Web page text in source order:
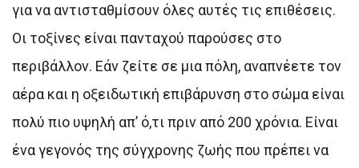
για να αντισταθμίσουν όλες αυτές τις επιθέσεις.
Οι τοξίνες είναι πανταχού παρούσες στο
περιβάλλον. Εάν ζείτε σε μια πόλη, αναπνέετε τον
αέρα και η οξειδωτική επιβάρυνση στο σώμα είναι
πολύ πιο υψηλή απ’ ό,τι πριν από 200 χρόνια. Είναι
ένα γεγονός της σύγχρονης ζωής που πρέπει να